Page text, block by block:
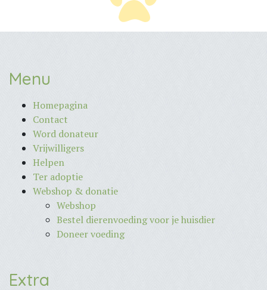
Menu
Homepagina
Contact
Word donateur
Vrijwilligers
Helpen
Ter adoptie
Webshop & donatie
Webshop
Bestel dierenvoeding voor je huisdier
Doneer voeding
Extra